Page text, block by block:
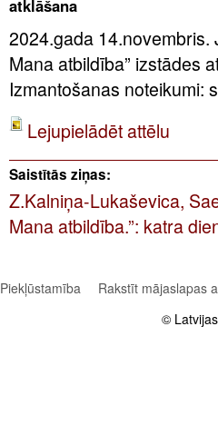
atklāšana
2024.gada 14.novembris.
Mana atbildība” izstādes
Izmantošanas noteikumi:
Lejupielādēt attēlu
Saistītās ziņas:
Z.Kalniņa-Lukaševica,
Mana atbildība.”: katra
Piekļūstamība
Rakstīt mājaslapas
©